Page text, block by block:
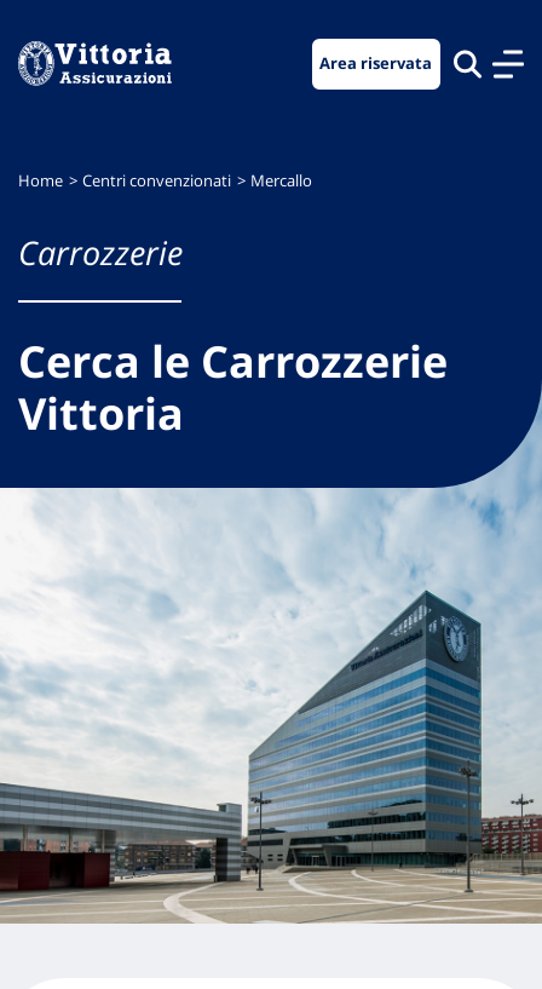
menu
contenuto
footer
Area riservata
Home Centri convenzionati Mercallo
Carrozzerie
Cerca le Carrozzerie
Vittoria